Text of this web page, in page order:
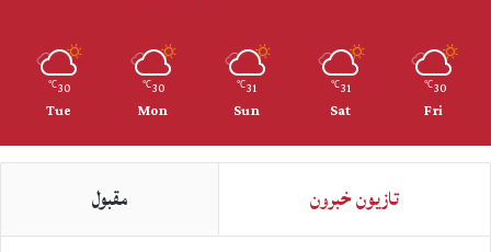
30
℃
Fri
31
℃
Sat
31
℃
Sun
30
℃
Mon
30
℃
Tue
تازيون خبرون مقبول